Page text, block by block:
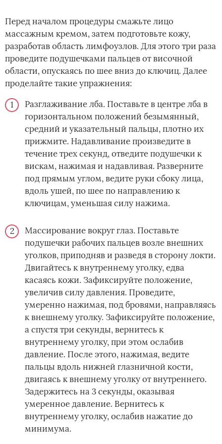
Перед началом процедуры смажьте лицо
массажным кремом, затем подготовьте кожу,
разработав область лимфоузлов. Для этого три раза
проведите подушечками пальцев от височной
области, опускаясь по шее вниз до ключиц. Далее
проделайте такие упражнения:
Разглаживание лба. Поставьте в центре лба в
горизонтальном положений безымянный,
средний и указательный пальцы, плотно их
прижмите. Надавливание произведите в
течение трех секунд, отведите подушечки к
вискам, нажимая и надавливая. Разверните
под прямым углом, ведите руки сбоку лица,
вдоль ушей, по шее по направлению к
ключицам, уменьшая силу нажима.
Массирование вокруг глаз. Поставьте
подушечки рабочих пальцев возле внешних
уголков, приподняв и разведя в сторону локти.
Двигайтесь к внутреннему уголку, едва
касаясь кожи. Зафиксируйте положение,
увеличив силу давления. Проведите,
умеренно нажимая, под бровями, направляясь
к внешнему уголку. Зафиксируйте положение,
а спустя три секунды, вернитесь к
внутреннему уголку, при этом ослабив
давление. После этого, нажимая, ведите
пальцы вдоль нижней глазничной кости,
двигаясь к внешнему уголку от внутреннего.
Задержитесь на 3 секунды, оказывая
умеренное давление. Вернитесь к
внутреннему уголку, ослабив нажатие до
минимума.